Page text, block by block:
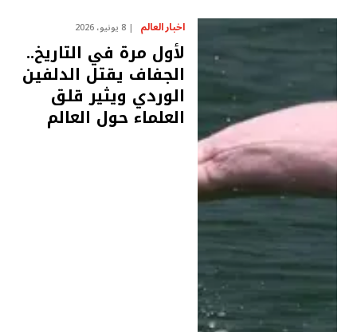
اخبار العالم 8 يونيو، 2026
لأول مرة في التاريخ..
الجفاف يقتل الدلفين
الوردي ويثير قلق
العلماء حول العالم